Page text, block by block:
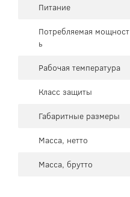
Питание
Потребляемая мощност
ь
Рабочая температура
Класс защиты
Габаритные размеры
Масса, нетто
Масса, брутто